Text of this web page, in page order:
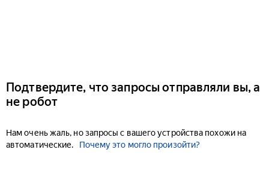
Подтвердите, что запросы отправляли вы, а
не робот
Нам очень жаль, но запросы с вашего устройства похожи на
автоматические.
Почему это могло произойти?